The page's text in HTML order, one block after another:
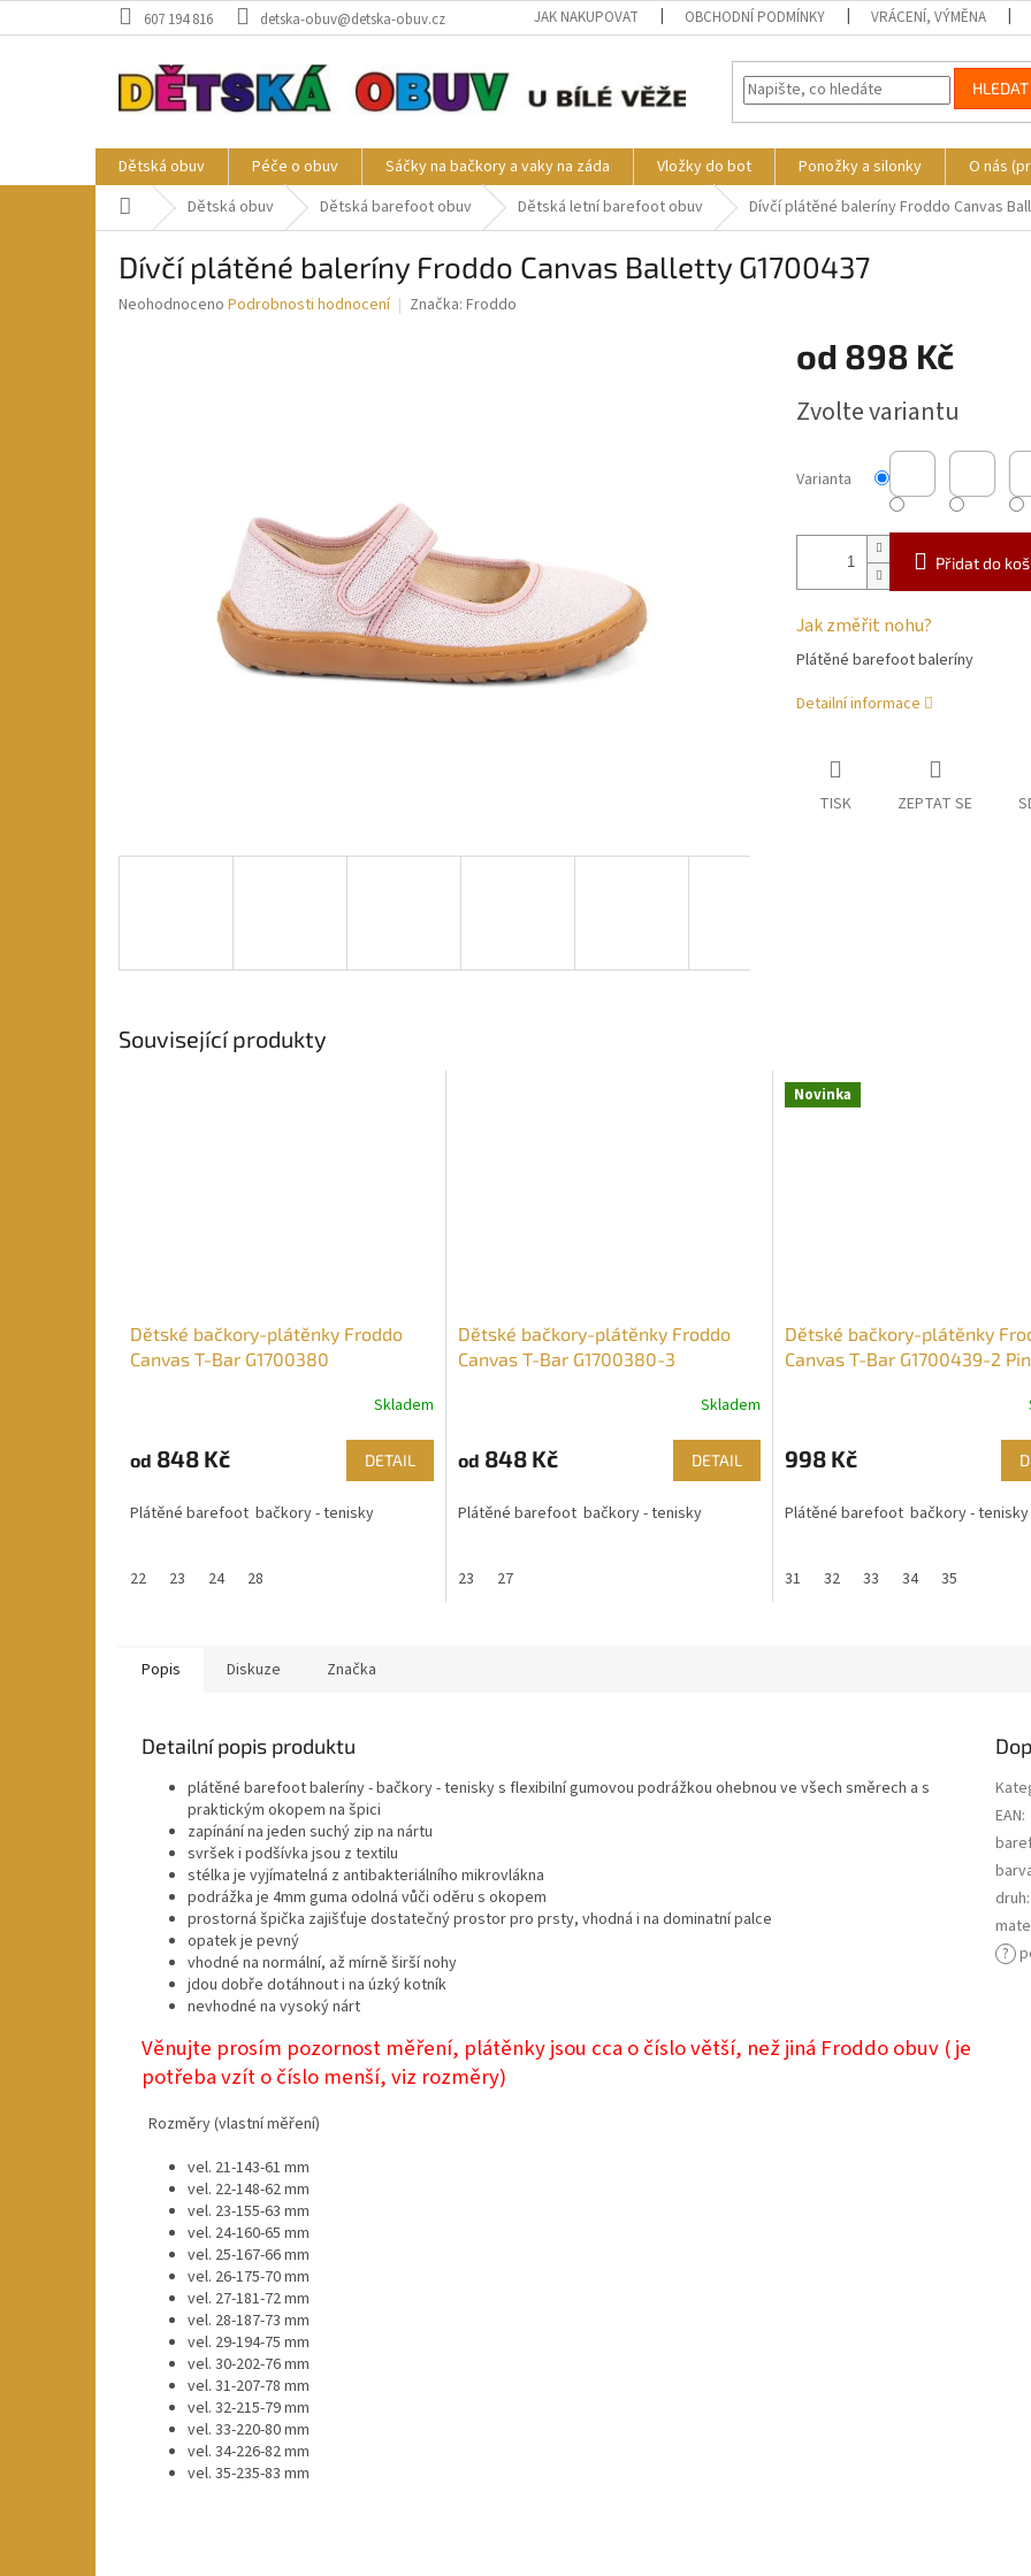
na
607 194 816 detska-obuv@detska-obuv.cz JAK NAKUPOVAT OBCHODNÍ PODMÍNKY VRÁCENÍ, VÝMĚNA
HLEDAT
Dětská obuv Péče o obuv Sáčky na bačkory a vaky na záda Vložky do bot Ponožky a silonky O nás
Domů Dětská obuv Dětská barefoot obuv Dětská letní barefoot obuv Dívčí plátěné baleríny Froddo Canvas
Dívčí plátěné baleríny Froddo Canvas Balletty G1700437
Průměrné
Neohodnoceno Podrobnosti hodnocení Značka: Froddo
od 898 Kč
cena:
Zvolte variantu
Varianta
Přidat do
Jak změřit nohu?
Plátěné barefoot baleríny
Detailní informace
TISK ZEPTAT SE
Související produkty
Dětské bačkory-plátěnky Froddo
Canvas T-Bar G1700380
Skladem
od 848 Kč DETAIL
Plátěné barefoot bačkory - tenisky
22 23 24 28
Dětské bačkory-plátěnky Froddo
Canvas T-Bar G1700380-3
Skladem
od 848 Kč DETAIL
Plátěné barefoot bačkory - tenisky
23 27
Novinka
Dětské bačkory-plátěnky
Canvas T-Bar G1700439-2
998 Kč
Plátěné barefoot bačkory - tenisky
31 32 33 34 35
Popis Diskuze Značka
Detailní popis produktu
plátěné barefoot baleríny - bačkory - tenisky s flexibilní gumovou podrážkou ohebnou ve všech směrech a s
praktickým okopem na špici
zapínání na jeden suchý zip na nártu
svršek i podšívka jsou z textilu
stélka je vyjímatelná z antibakteriálního mikrovlákna
podrážka je 4mm guma odolná vůči oděru s okopem
prostorná špička zajišťuje dostatečný prostor pro prsty, vhodná i na dominatní palce
opatek je pevný
vhodné na normální, až mírně širší nohy
jdou dobře dotáhnout i na úzký kotník
nevhodné na vysoký nárt
Věnujte prosím pozornost měření, plátěnky jsou cca o číslo větší, než jiná Froddo obuv ( je
potřeba vzít o číslo menší, viz rozměry)
Rozměry (vlastní měření)
vel. 21-143-61 mm
vel. 22-148-62 mm
vel. 23-155-63 mm
vel. 24-160-65 mm
vel. 25-167-66 mm
vel. 26-175-70 mm
vel. 27-181-72 mm
vel. 28-187-73 mm
vel. 29-194-75 mm
vel. 30-202-76 mm
vel. 31-207-78 mm
vel. 32-215-79 mm
vel. 33-220-80 mm
vel. 34-226-82 mm
vel. 35-235-83 mm
EAN:
druh:
?